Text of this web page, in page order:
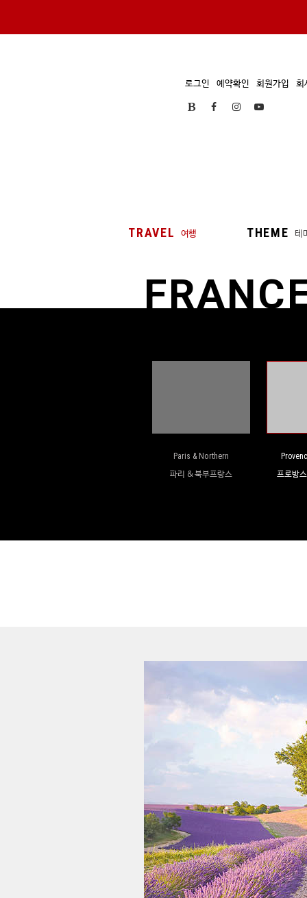
로그인 예약확인 회원가입 회
TRAVEL 여행 THEME 테
Paris & Northern
파리 & 북부프랑스 프로방